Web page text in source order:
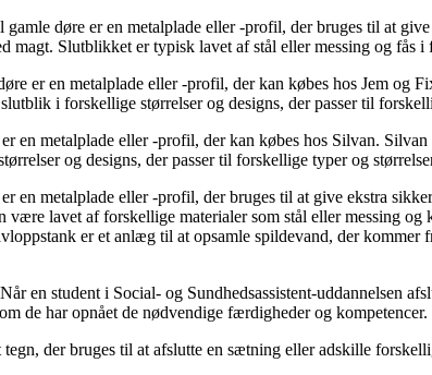
døre er en metalplade eller -profil, der bruges til at
magt. Slutblikket er typisk lavet af stål eller messing og fås
er en metalplade eller -profil, der kan købes hos Jem og
i forskellige størrelser og designs, der passer til
en metalplade eller -profil, der kan købes hos Silvan.
og designs, der passer til forskellige typer og
en metalplade eller -profil, der bruges til at give ekstra
være lavet af forskellige materialer som stål eller messing
er et anlæg til at opsamle spildevand, der
en student i Social- og Sundhedsassistent-uddannelsen
de har opnået de nødvendige færdigheder og kompetencer.
der bruges til at afslutte en sætning eller adskille